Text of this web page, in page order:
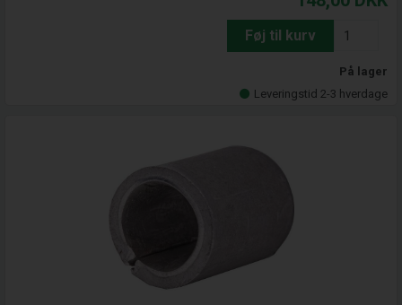
Føj til kurv
På lager
Leveringstid 2-3 hverdage